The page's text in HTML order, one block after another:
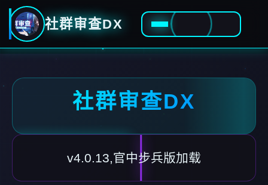
社群审查DX
社群审查DX
v4.0.13,官中步兵版加载